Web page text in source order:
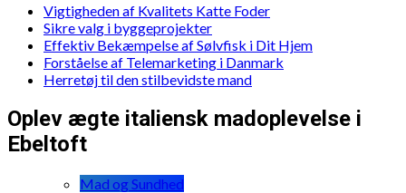
Vigtigheden af Kvalitets Katte Foder
Sikre valg i byggeprojekter
Effektiv Bekæmpelse af Sølvfisk i Dit Hjem
Forståelse af Telemarketing i Danmark
Herretøj til den stilbevidste mand
Oplev ægte italiensk madoplevelse i
Ebeltoft
Mad og Sundhed